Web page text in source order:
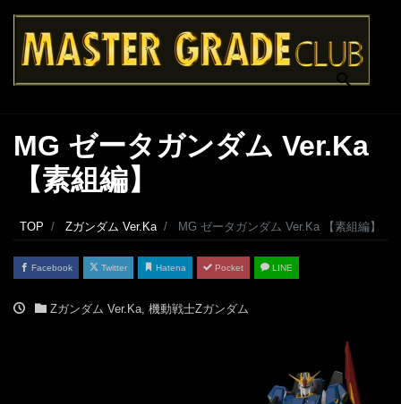
MG ゼータガンダム Ver.Ka
【素組編】
TOP Zガンダム Ver.Ka MG ゼータガンダム Ver.Ka 【素組編】
Facebook Twitter Hatena Pocket LINE
Zガンダム Ver.Ka, 機動戦士Ζガンダム